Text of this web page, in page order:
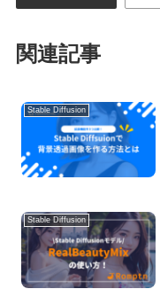
関連記事
Stable Diffusion
Stable Diffusion